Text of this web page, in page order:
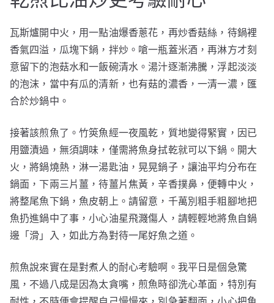
瓦斯爐開中火，用一點油爆香蔥花，再炒香菇絲，待鍋裡
香氣四溢，瓜塊下鍋，拌炒。嗆一瓶蓋米酒，再淋方才刻
意留下的泡菇水和一飯碗清水。湯汁逐漸沸騰，浮起淡淡
的泡沫，當中有瓜的清新，也有菇的濃香，一清一濃，匯
合於炒鍋中。
接著該煎魚了。竹筴魚經一夜風乾，質地變得緊實，因已
用鹽漬過，無須調味，僅需將魚身拭乾就可以下鍋。開大
火，將鍋燒熱，淋一湯匙油，晃晃鍋子，讓油平均分布在
鍋面，下兩三片薑，待薑片焦黃，辛香撲鼻，便轉中火，
將整尾魚下鍋，魚皮朝上。請留意，千萬別粗手粗腳地把
魚扔進鍋中了事，小心油星飛濺傷人，請輕輕地將魚自鍋
邊「滑」入，如此方為對待一尾好魚之道。
煎魚說來實在是對煮人的耐心考驗啊。我平日是個急驚
風，不過八成是因為太貪嘴，煎魚時卻洗心革面，特別有